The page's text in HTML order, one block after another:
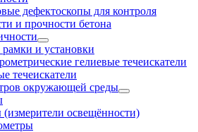
дефектоскопы для контроля
и прочности бетона
и установки
гелиевые течеискатели
течеискатели
окружающей среды
освещённости)